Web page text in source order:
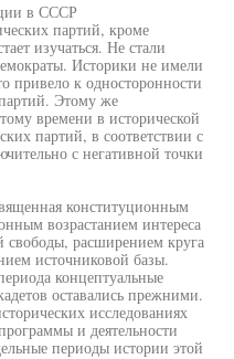
в СССР
партий, кроме
изучаться. Не стали
Историки не имели
привело к односторонности
Этому же
времени в исторической
партий, в соответствии с
с негативной точки
конституционным
возрастанием интереса
расширением круга
источниковой базы.
концептуальные
оставались прежними.
исследованиях
и деятельности
периоды истории этой